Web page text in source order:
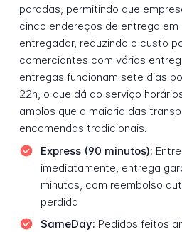
paradas, permitindo que
cinco endereços de entrega em
entregador, reduzindo o custo
comerciantes com várias
entregas funcionam sete dias
22h, o que dá ao serviço
amplos que a maioria das
encomendas tradicionais.
Express (90 minutos):
imediatamente, entrega
minutos, com reembolso
perdida
SameDay: Pedidos feitos